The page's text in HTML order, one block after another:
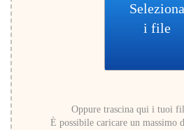
Seleziona
i file
Oppure trascina qui i tuoi
È possibile caricare un massimo